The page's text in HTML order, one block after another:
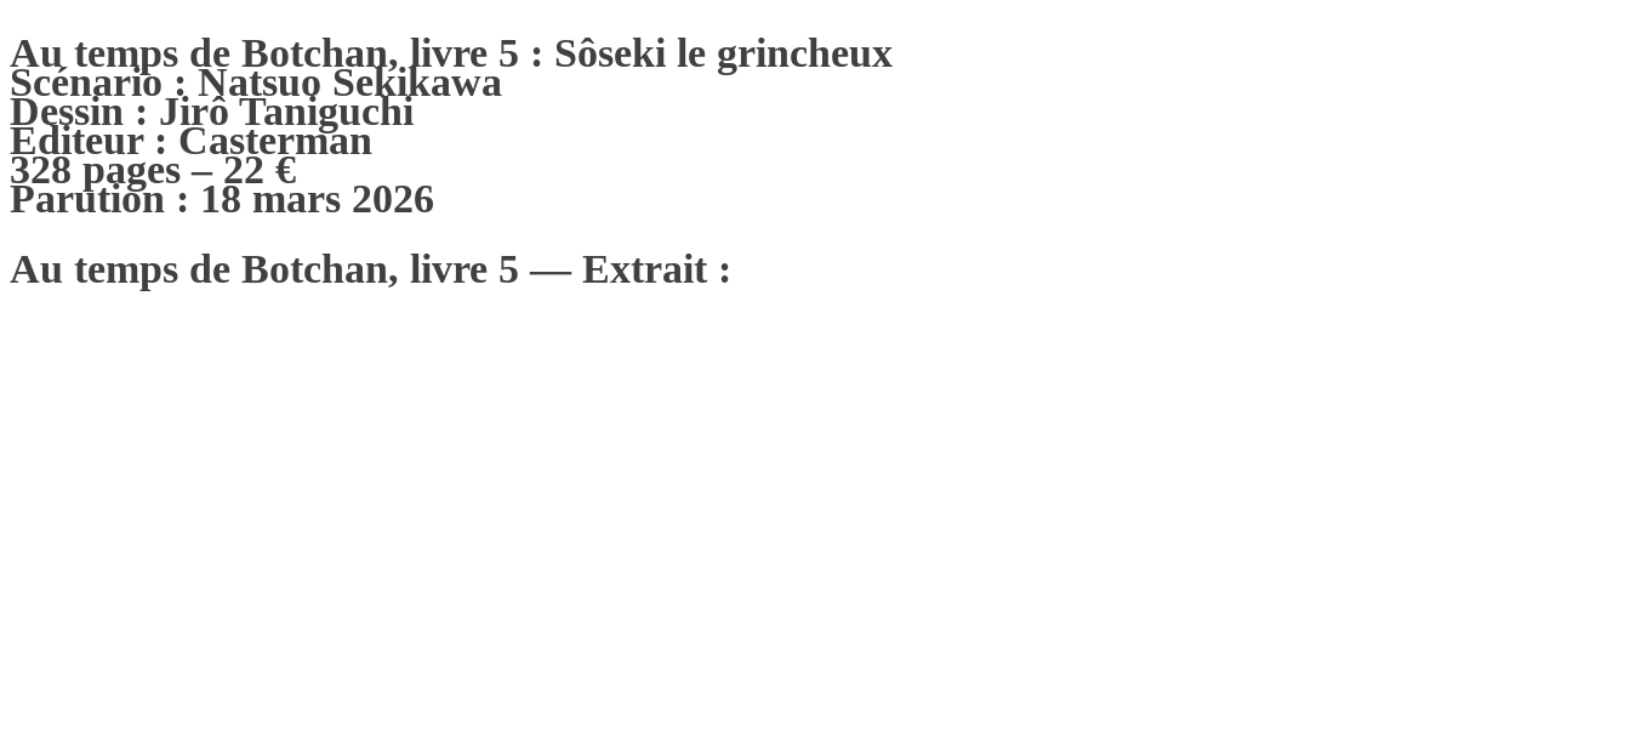
Au temps de Botchan, livre 5 : Sôseki le grincheux
Scénario : Natsuo Sekikawa
Dessin : Jirô Taniguchi
Editeur : Casterman
328 pages – 22 €
Parution : 18 mars 2026
Au temps de Botchan, livre 5 — Extrait :